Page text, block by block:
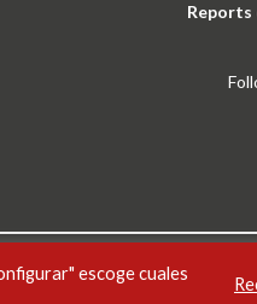
Reports
escoge cuales
CAT ESP ENG